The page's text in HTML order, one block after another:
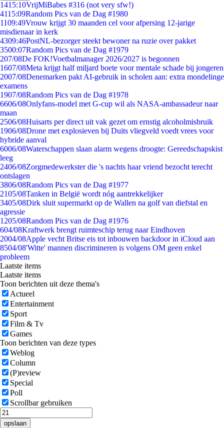
1415:10VrijMiBabes #316 (not very sfw!)
4115:09Random Pics van de Dag #1980
1109:49Vrouw krijgt 30 maanden cel voor afpersing 12-jarige
misdienaar in kerk
4309:46PostNL-bezorger steekt bewoner na ruzie over pakket
3500:07Random Pics van de Dag #1979
207/08De FOK!Voetbalmanager 2026/2027 is begonnen
1607/08Meta krijgt half miljard boete voor mentale schade bij jongeren
2007/08Denemarken pakt AI-gebruik in scholen aan: extra mondelinge
examens
1907/08Random Pics van de Dag #1978
6606/08Onlyfans-model met G-cup wil als NASA-ambassadeur naar
maan
2506/08Huisarts per direct uit vak gezet om ernstig alcoholmisbruik
1906/08Drone met explosieven bij Duits vliegveld voedt vrees voor
hybride aanval
6006/08Waterschappen slaan alarm wegens droogte: Gereedschapskist
leeg
2406/08Zorgmedewerkster die 's nachts haar vriend bezocht terecht
ontslagen
3806/08Random Pics van de Dag #1977
2105/08Tanken in België wordt nóg aantrekkelijker
3405/08Dirk sluit supermarkt op de Wallen na golf van diefstal en
agressie
1205/08Random Pics van de Dag #1976
604/08Kraftwerk brengt ruimteschip terug naar Eindhoven
2004/08Apple vecht Britse eis tot inbouwen backdoor in iCloud aan
8504/08'Witte' mannen discrimineren is volgens OM geen enkel
probleem
Laatste items
Laatste items
Toon berichten uit deze thema's
Actueel
Entertainment
Sport
Film & Tv
Games
Toon berichten van deze types
Weblog
Column
(P)review
Special
Poll
Scrollbar gebruiken
opslaan